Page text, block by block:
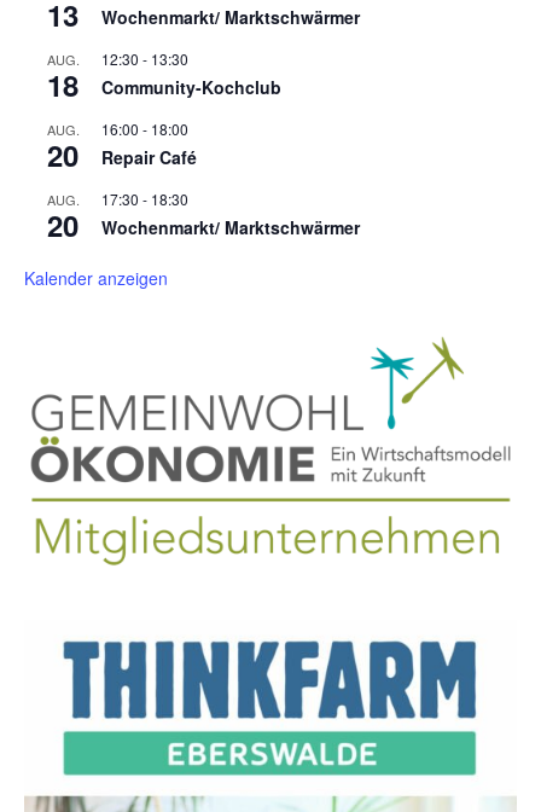
13 Wochenmarkt/ Marktschwärmer
AUG.
18
12:30 - 13:30
Community-Kochclub
AUG.
20
16:00 - 18:00
Repair Café
AUG.
20
17:30 - 18:30
Wochenmarkt/ Marktschwärmer
Kalender anzeigen